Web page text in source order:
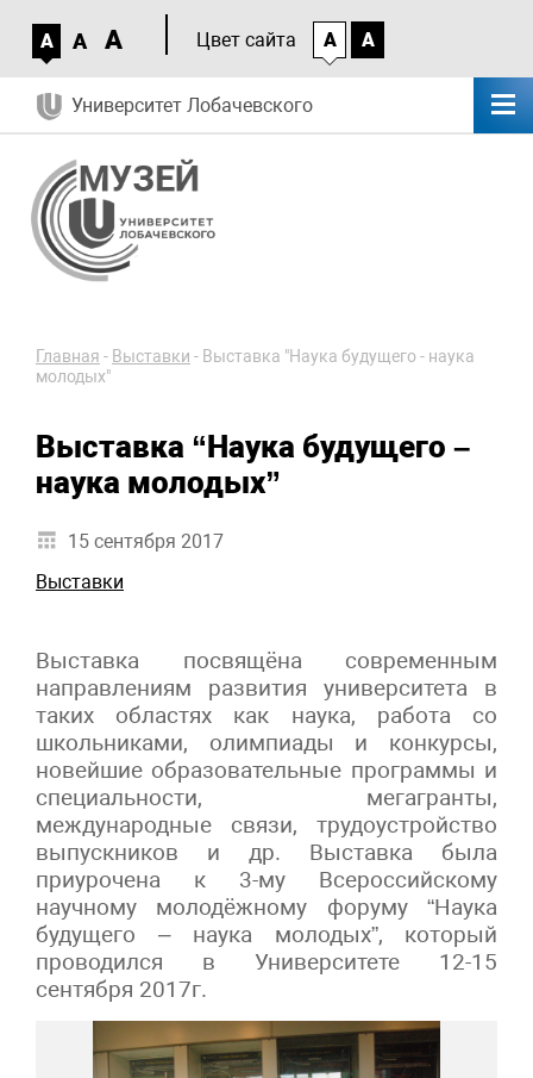
A A A Цвет сайта A A
Университет Лобачевского
Главная - Выставки - Выставка "Наука будущего - наука
молодых"
Выставка “Наука будущего –
наука молодых”
15 сентября 2017
Выставки
Выставка посвящёна современным
направлениям развития университета в
таких областях как наука, работа со
школьниками, олимпиады и конкурсы,
новейшие образовательные программы и
специальности, мегагранты,
международные связи, трудоустройство
выпускников и др. Выставка была
приурочена к 3-му Всероссийскому
научному молодёжному форуму “Наука
будущего – наука молодых”, который
проводился в Университете 12-15
сентября 2017г.